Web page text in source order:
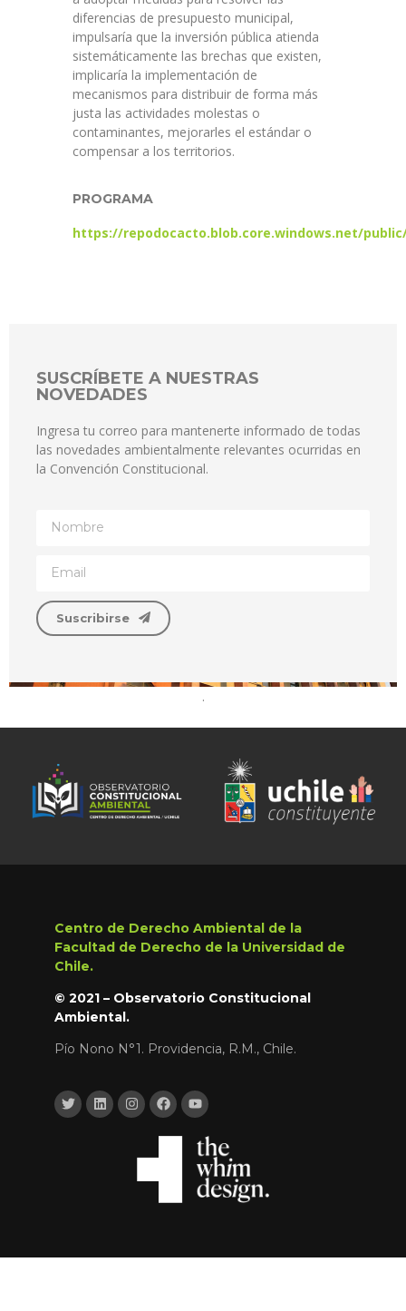
diferencias de presupuesto municipal,
impulsaría que la inversión pública atienda
sistemáticamente las brechas que existen,
implicaría la implementación de
mecanismos para distribuir de forma más
justa las actividades molestas o
contaminantes, mejorarles el estándar o
compensar a los territorios.
PROGRAMA
https://repodocacto.blob.core.windows.net/public/
SUSCRÍBETE A NUESTRAS
NOVEDADES
Ingresa tu correo para mantenerte informado de todas
las novedades ambientalmente relevantes ocurridas en
la Convención Constitucional.
Suscribirse
.
Centro de Derecho Ambiental de la
Facultad de Derecho de la Universidad de
Chile.
© 2021 – Observatorio Constitucional
Ambiental.
Pío Nono N°1. Providencia, R.M., Chile.